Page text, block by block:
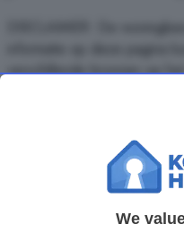
verschillende bronnen op
verkoopprijsgegevens.
en aanvaardt geen
volledigheid van de
informatie die hier worden
geen vastgoedgegevens
lokaal makelaarskantoor
We